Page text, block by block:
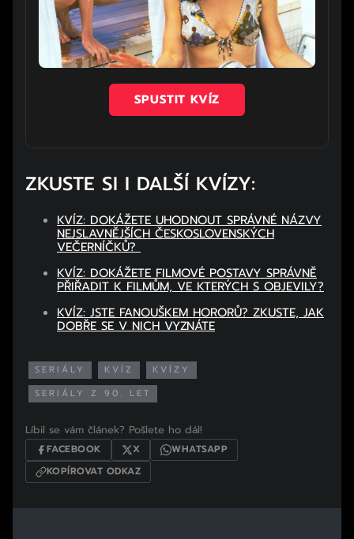
SPUSTIT KVÍZ
ZKUSTE SI I DALŠÍ KVÍZY:
KVÍZ: DOKÁŽETE UHODNOUT SPRÁVNÉ NÁZVY
NEJSLAVNĚJŠÍCH ČESKOSLOVENSKÝCH
VEČERNÍČKŮ?
KVÍZ: DOKÁŽETE FILMOVÉ POSTAVY SPRÁVNĚ
PŘIŘADIT K FILMŮM, VE KTERÝCH S OBJEVILY?
KVÍZ: JSTE FANOUŠKEM HORORŮ? ZKUSTE, JAK
DOBŘE SE V NICH VYZNÁTE
SERIÁLY KVÍZ
KVÍZY
SERIÁLY Z 90. LET
Líbil se vám článek? Pošlete ho dál!
FACEBOOK X
WHATSAPP
KOPÍROVAT ODKAZ